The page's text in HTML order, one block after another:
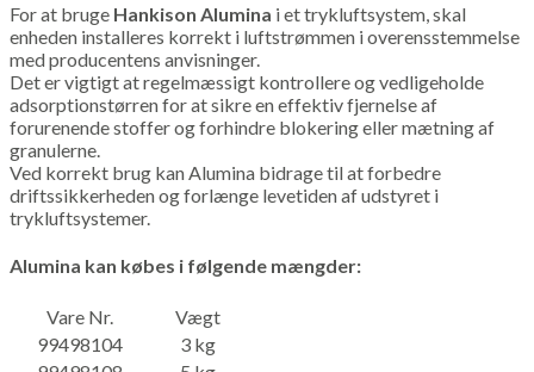
For at bruge Hankison Alumina i et trykluftsystem, skal
enheden installeres korrekt i luftstrømmen i overensstemmelse
med producentens anvisninger.
Det er vigtigt at regelmæssigt kontrollere og vedligeholde
adsorptionstørren for at sikre en effektiv fjernelse af
forurenende stoffer og forhindre blokering eller mætning af
granulerne.
Ved korrekt brug kan Alumina bidrage til at forbedre
driftssikkerheden og forlænge levetiden af udstyret i
trykluftsystemer.
Alumina kan købes i følgende mængder:
Vare Nr.
Vægt
99498104
3 kg